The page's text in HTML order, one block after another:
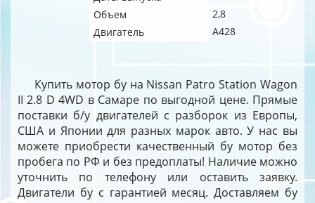
Объем
2,8
Двигатель
A428
Купить мотор бу на Nissan Patro Station Wagon
II 2.8 D 4WD в Самаре по выгодной цене. Прямые
поставки б/у двигателей с разборок из Европы,
США и Японии для разных марок авто. У нас вы
можете приобрести качественный бу мотор без
пробега по РФ и без предоплаты! Наличие можно
уточнить по телефону или оставить заявку.
Двигатели бу с гарантией месяц. Доставляем бу